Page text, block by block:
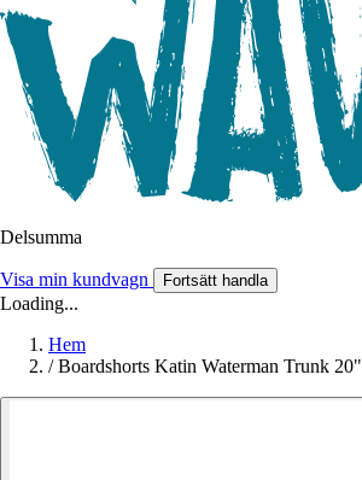
Delsumma
Visa min kundvagn Fortsätt handla
Loading...
Hem
/ Boardshorts Katin Waterman Trunk 20"